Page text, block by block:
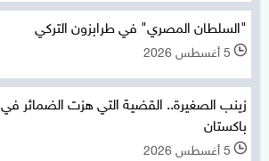
"السلطان المصري" في طرابزون التركي
l 5 أغسطس 2026
زينب الصغيرة.. القضية التي هزت الضمائر في
باكستان
l 5 أغسطس 2026